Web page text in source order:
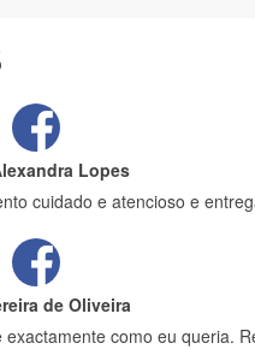
protegida para o transporte,
Lopes
cuidado e atencioso e
de Oliveira
como eu queria.